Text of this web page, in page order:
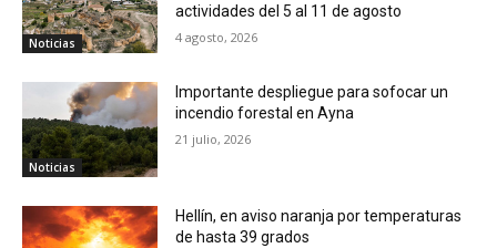
Noticias
actividades del 5 al 11 de agosto
4 agosto, 2026
Noticias
Importante despliegue para sofocar un
incendio forestal en Ayna
21 julio, 2026
Hellín, en aviso naranja por temperaturas
de hasta 39 grados